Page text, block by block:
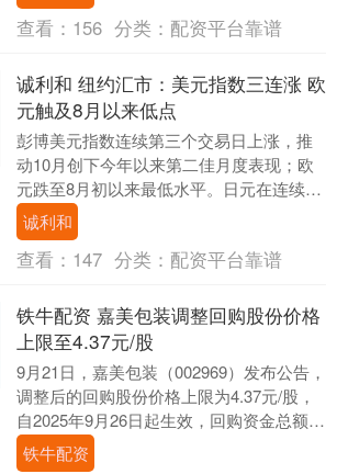
浸式体验和多....
查看： 156 分类： 配资平台靠谱
诚利和 纽约汇市：美元指数三连涨 欧
元触及8月以来低点
彭博美元指数连续第三个交易日上涨，推
动10月创下今年以来第二佳月度表现；欧
元跌至8月初以来最低水平。日元在连续两
日下跌后企稳。 彭博美元即期指数上涨
0.2%。 ....
诚利和
查看： 147 分类： 配资平台靠谱
铁牛配资 嘉美包装调整回购股份价格
上限至4.37元/股
9月21日，嘉美包装（002969）发布公告，
调整后的回购股份价格上限为4.37元/股，
自2025年9月26日起生效，回购资金总额不
低于7500万元且不超过1.....
铁牛配资